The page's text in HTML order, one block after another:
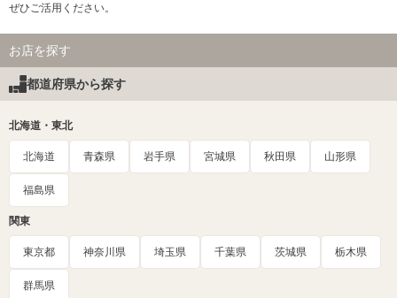
ぜひご活用ください。
お店を探す
都道府県から探す
北海道・東北
北海道 青森県 岩手県 宮城県 秋田県 山形県
福島県
関東
東京都 神奈川県 埼玉県 千葉県 茨城県 栃木県
群馬県